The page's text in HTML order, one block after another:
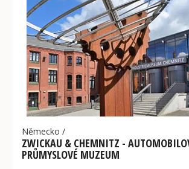
Německo /
ZWICKAU & CHEMNITZ -
PRŮMYSLOVÉ MUZEUM